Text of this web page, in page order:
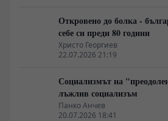
Откровено до болка -
себе си преди 80 години
Христо Георгиев
22.07.2026 21:19
Социализмът на
лъжлив социализъм
Панко Анчев
20.07.2026 18:41